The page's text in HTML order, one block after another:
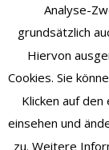
Analyse-
grundsätzlich
Hiervon
Cookies. Sie
Klicken auf
einsehen und
zu. Weitere